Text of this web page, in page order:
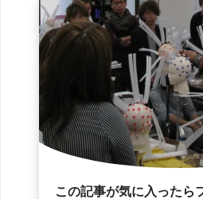
この記事が気に入ったら